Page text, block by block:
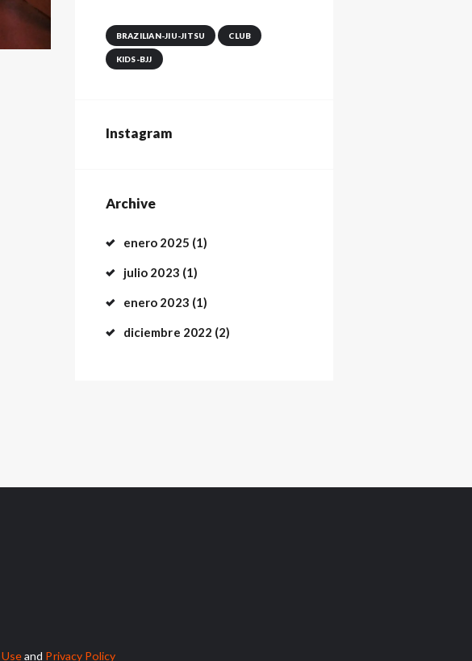
BRAZILIAN-JIU-JITSU CLUB
KIDS-BJJ
Instagram
Archive
enero 2025 (1)
julio 2023 (1)
enero 2023 (1)
diciembre 2022 (2)
and Privacy Policy